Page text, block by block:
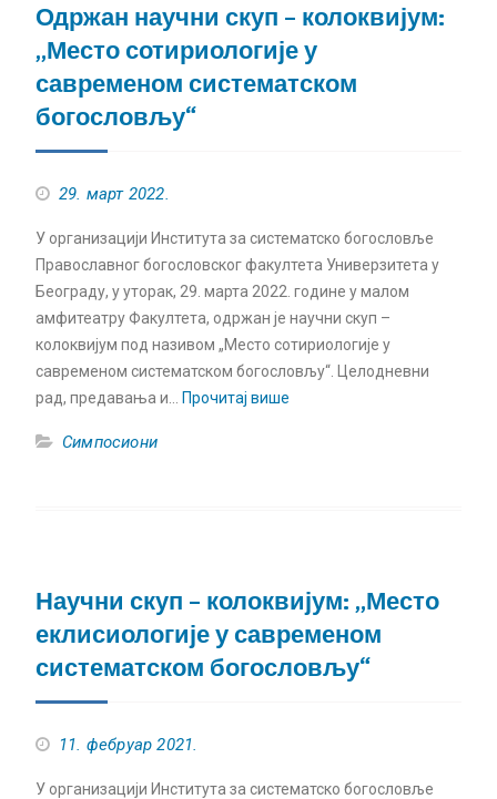
Одржан научни скуп – колоквијум:
„Место сотириологије у
савременом систематском
богословљу“
29. март 2022.
У организацији Института за систематско богословље
Православног богословског факултета Универзитета у
Београду, у уторак, 29. марта 2022. године у малом
амфитеатру Факултета, одржан је научни скуп –
колоквијум под називом „Место сотириологије у
савременом систематском богословљу“. Целодневни
рад, предавања и…
Прочитај више
Симпосиони
Научни скуп – колоквијум: „Место
еклисиологије у савременом
систематском богословљу“
11. фебруар 2021.
У организацији Института за систематско богословље